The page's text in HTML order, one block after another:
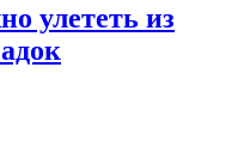
улететь из